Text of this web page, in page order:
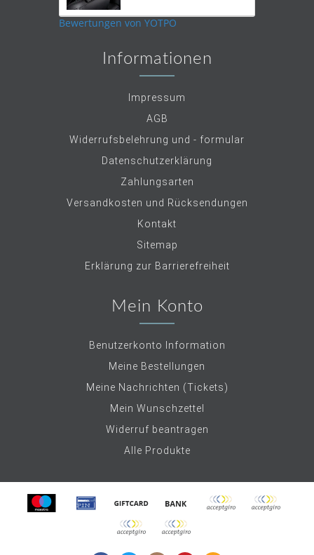
rating
Bewertungen von YOTPO
Informationen
Impressum
AGB
Widerrufsbelehrung und - formular
Datenschutzerklärung
Zahlungsarten
Versandkosten und Rücksendungen
Kontakt
Sitemap
Erklärung zur Barrierefreiheit
Mein Konto
Benutzerkonto Information
Meine Bestellungen
Meine Nachrichten (Tickets)
Mein Wunschzettel
Widerruf beantragen
Alle Produkte